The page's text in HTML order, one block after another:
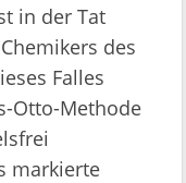
in der Tat
des
Falles
Otto-Methode
markierte